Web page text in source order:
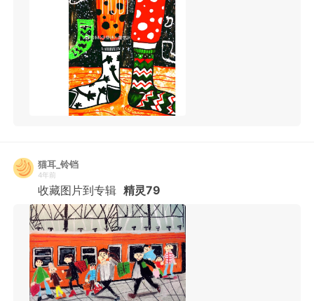
猫耳_铃铛
4年前
收藏图片到专辑 精灵79